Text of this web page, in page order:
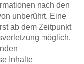
nach den
unberührt. Eine
ab dem Zeitpunkt
möglich.
Inhalte